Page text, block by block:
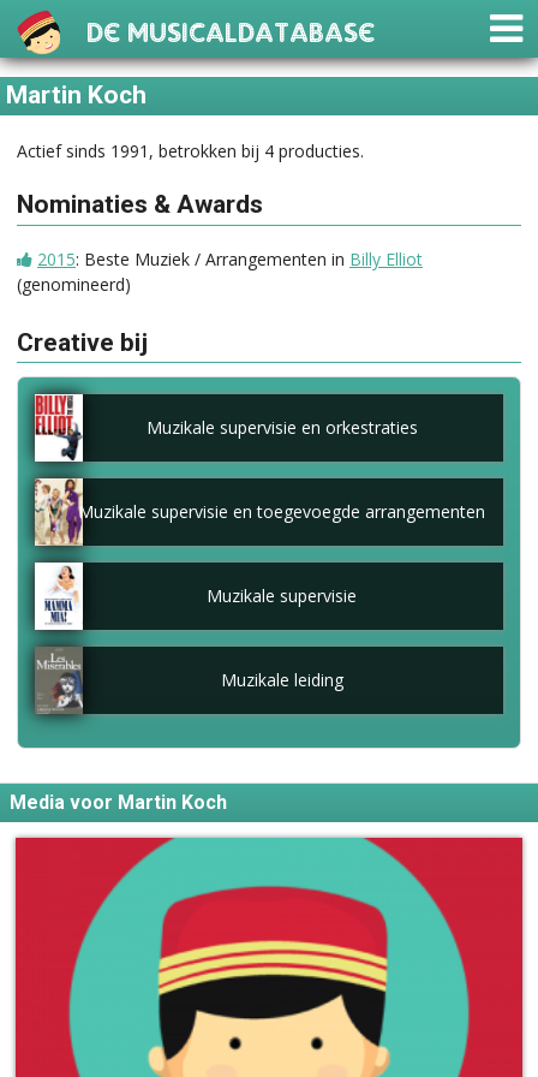
De Musicaldatabase
Martin Koch
Actief sinds 1991, betrokken bij 4 producties.
Nominaties & Awards
2015: Beste Muziek / Arrangementen in Billy Elliot
(genomineerd)
Creative bij
Muzikale supervisie en orkestraties
Muzikale supervisie en toegevoegde arrangementen
Muzikale supervisie
Muzikale leiding
Media voor Martin Koch